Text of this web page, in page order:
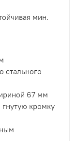
мин.
стального
67 мм
кромку